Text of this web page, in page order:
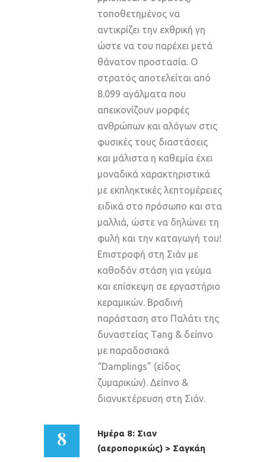
τοποθετημένος να
αντικρίζει την εχθρική γη
ώστε να του παρέχει μετά
θάνατον προστασία. Ο
στρατός αποτελείται από
8.099 αγάλματα που
απεικονίζουν μορφές
ανθρώπων και αλόγων στις
φυσικές τους διαστάσεις
και μάλιστα η καθεμία έχει
μοναδικά χαρακτηριστικά
με εκπληκτικές λεπτομέρειες
ειδικά στο πρόσωπο και στα
μαλλιά, ώστε να δηλώνει τη
φυλή και την καταγωγή του!
Επιστροφή στη Σιάν με
καθοδόν στάση για γεύμα
και επίσκεψη σε εργαστήριο
κεραμικών. Βραδινή
παράσταση στο Παλάτι της
δυναστείας Tang & δείπνο
με παραδοσιακά
“Damplings” (είδος
ζυμαρικών). Δείπνο &
διανυκτέρευση στη Σιάν.
8
Ημέρα 8: Σιαν
(αεροπορικώς) > Σαγκάη